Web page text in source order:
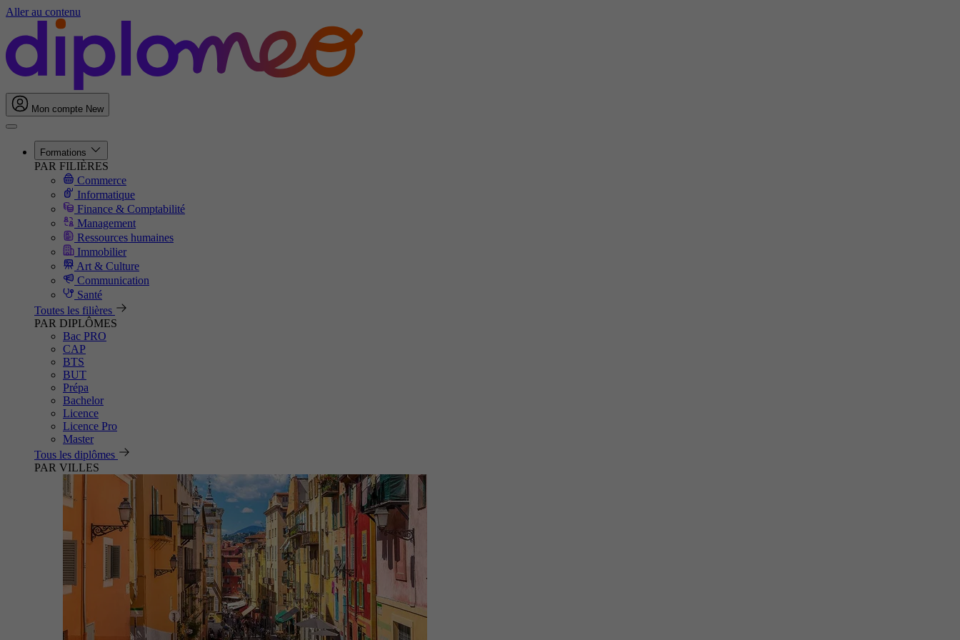
Aller au contenu
Mon compte New
Formations
PAR FILIÈRES
Commerce
Informatique
Finance & Comptabilité
Management
Ressources humaines
Immobilier
Art & Culture
Communication
Santé
Toutes les filières
PAR DIPLÔMES
Bac PRO
CAP
BTS
BUT
Prépa
Bachelor
Licence
Licence Pro
Master
Tous les diplômes
PAR VILLES